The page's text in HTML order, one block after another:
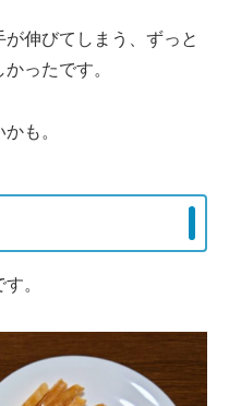
伸びてしまう、ずっと
ったです。
も。
。